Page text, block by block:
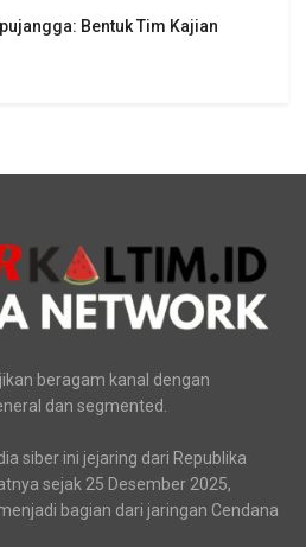
Bentuk Tim Kajian
beragam kanal dengan
dan segmented.
siber ini jejaring dari Republika
sejak 25 Desember 2025,
bagian dari jaringan Cendana